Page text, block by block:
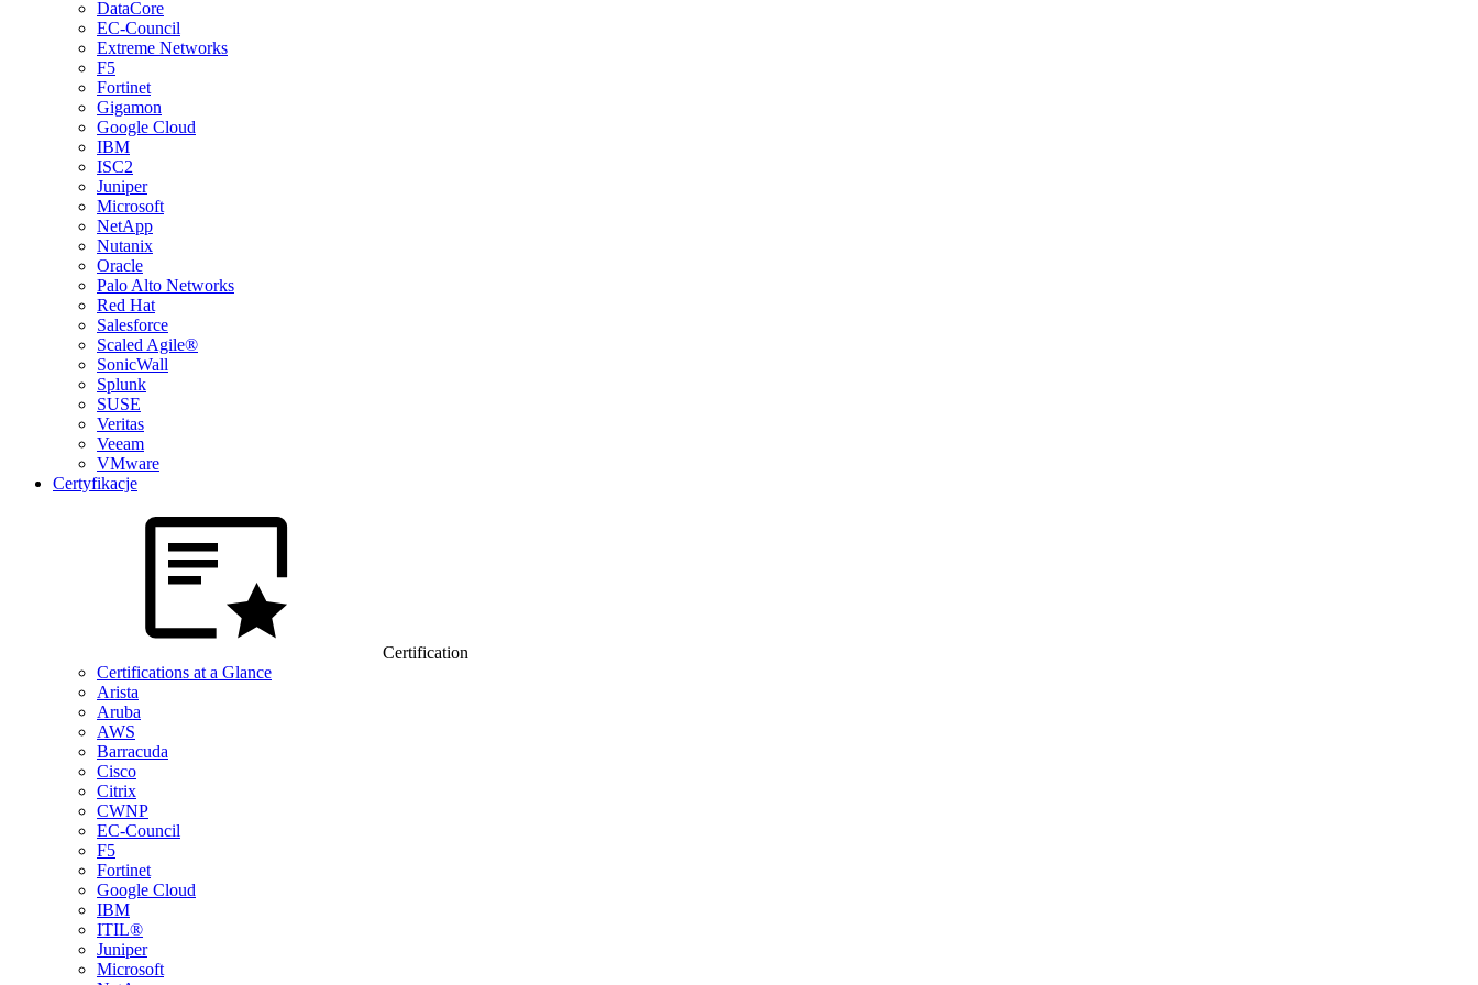
DataCore
EC-Council
Extreme Networks
F5
Fortinet
Gigamon
Google Cloud
IBM
ISC2
Juniper
Microsoft
NetApp
Nutanix
Oracle
Palo Alto Networks
Red Hat
Salesforce
Scaled Agile®
SonicWall
Splunk
SUSE
Veritas
Veeam
VMware
Certyfikacje
Certification
Certifications at a Glance
Arista
Aruba
AWS
Barracuda
Cisco
Citrix
CWNP
EC-Council
F5
Fortinet
Google Cloud
IBM
ITIL®
Juniper
Microsoft